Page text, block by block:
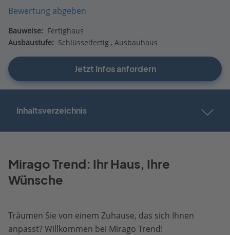
Bewertung abgeben
Bauweise: Fertighaus
Ausbaustufe: Schlüsselfertig Ausbauhaus
Jetzt Infos anfordern
Inhaltsverzeichnis
Mirago Trend: Ihr Haus, Ihre
Wünsche
Träumen Sie von einem Zuhause, das sich Ihnen
anpasst? Willkommen bei Mirago Trend!